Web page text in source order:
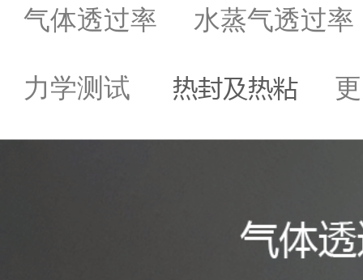
气体透过率 水蒸气透过
力学测试 热封及热粘